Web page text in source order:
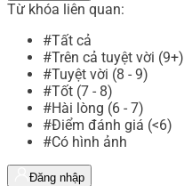
Từ khóa liên quan:
#Tất cả
#Trên cả tuyệt vời (9+)
#Tuyệt vời (8 - 9)
#Tốt (7 - 8)
#Hài lòng (6 - 7)
#Điểm đánh giá (<6)
#Có hình ảnh
Đăng nhập